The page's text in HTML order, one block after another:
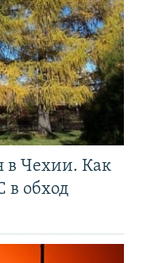
в Чехии. Как
в обход